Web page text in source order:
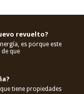
revuelto?
es porque este
que
tiene propiedades